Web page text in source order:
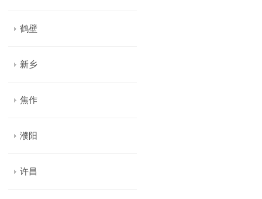
鹤壁
新乡
焦作
濮阳
许昌